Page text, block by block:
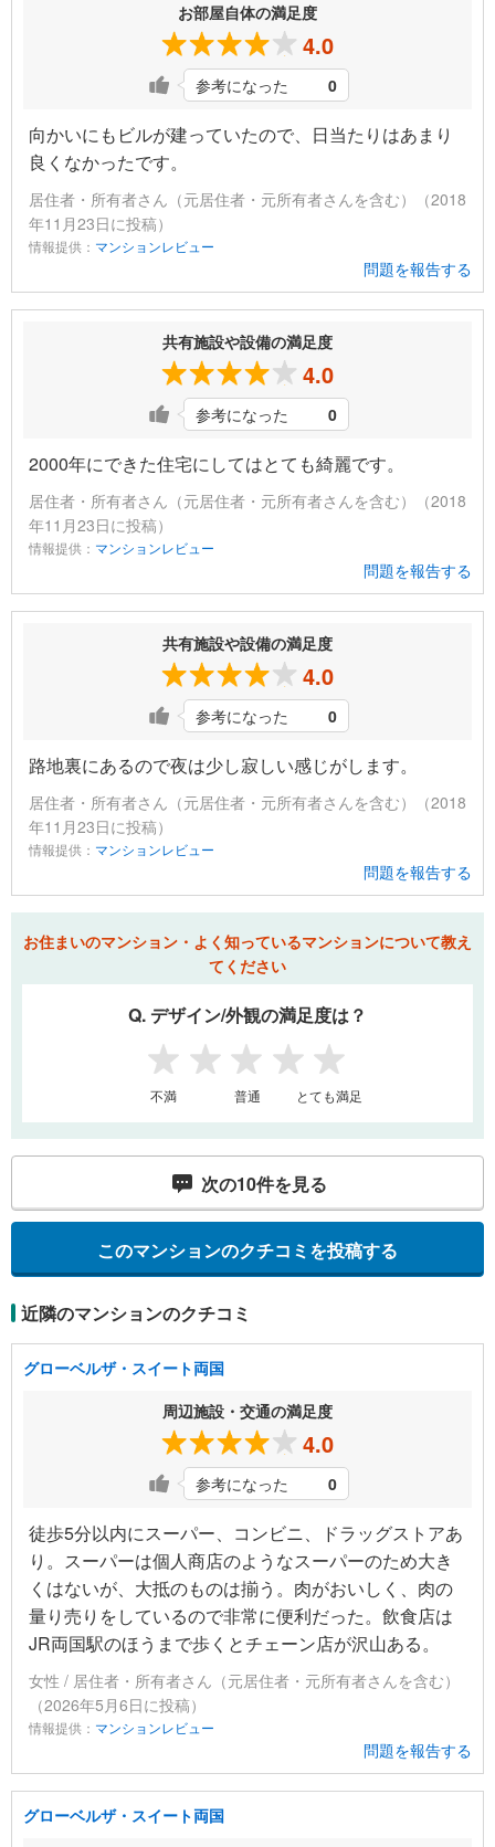
お部屋自体の満足度
4.0
参考になった 0
向かいにもビルが建っていたので、日当たりはあまり
良くなかったです。
居住者・所有者さん（元居住者・元所有者さんを含む）（2018
年11月23日に投稿）
情報提供： マンションレビュー
問題を報告する
共有施設や設備の満足度
4.0
参考になった 0
2000年にできた住宅にしてはとても綺麗です。
居住者・所有者さん（元居住者・元所有者さんを含む）（2018
年11月23日に投稿）
情報提供： マンションレビュー
問題を報告する
共有施設や設備の満足度
4.0
参考になった 0
路地裏にあるので夜は少し寂しい感じがします。
居住者・所有者さん（元居住者・元所有者さんを含む）（2018
年11月23日に投稿）
情報提供： マンションレビュー
問題を報告する
お住まいのマンション・よく知っているマンションについて教え
てください
Q. デザイン/外観の満足度は？
1 2 3 4 5
不満 普通 とても満足
次の10件を見る
このマンションのクチコミを投稿する
近隣のマンションのクチコミ
グローベルザ・スイート両国
周辺施設・交通の満足度
4.0
参考になった 0
徒歩5分以内にスーパー、コンビニ、ドラッグストアあ
り。スーパーは個人商店のようなスーパーのため大き
くはないが、大抵のものは揃う。肉がおいしく、肉の
量り売りをしているので非常に便利だった。飲食店は
JR両国駅のほうまで歩くとチェーン店が沢山ある。
女性 / 居住者・所有者さん（元居住者・元所有者さんを含む）
（2026年5月6日に投稿）
情報提供： マンションレビュー
問題を報告する
グローベルザ・スイート両国